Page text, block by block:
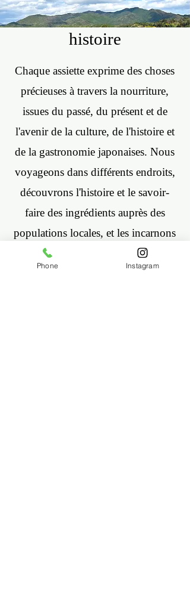
histoire
Chaque assiette exprime des choses
précieuses à travers la nourriture,
issues du passé, du présent et de
l'avenir de la culture, de l'histoire et
de la gastronomie japonaises. Nous
voyageons dans différents endroits,
découvrons l'histoire et le savoir-
faire des ingrédients auprès des
populations locales, et les incarnons
dans un seul plat, créant des
contextes variés pour déterminer les
Phone Instagram